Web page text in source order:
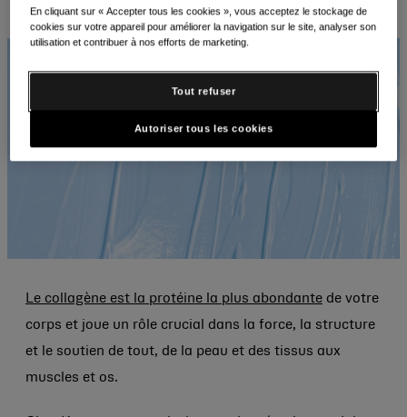
E-
mail
Imprimer
Copier
Le collagène est la protéine la plus abondante de votre
corps et joue un rôle crucial dans la force, la structure
et le soutien de tout, de la peau et des tissus aux
muscles et os.
En cliquant sur « Accepter tous les cookies », vous acceptez le stockage de
cookies sur votre appareil pour améliorer la navigation sur le site, analyser son
utilisation et contribuer à nos efforts de marketing.
Tout refuser
Autoriser tous les cookies